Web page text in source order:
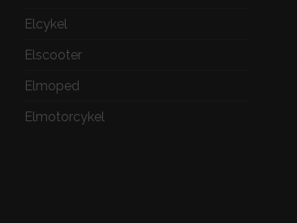
Elcykel
Elscooter
Elmoped
Elmotorcykel